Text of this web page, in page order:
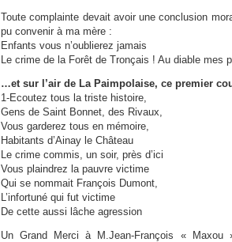
Toute complainte devait avoir une conclusion
pu convenir à ma mère :
Enfants vous n’oublierez jamais
Le crime de la Forêt de Tronçais ! Au diable mes
…et sur l’air de La Paimpolaise, ce premier
1-Ecoutez tous la triste histoire,
Gens de Saint Bonnet, des Rivaux,
Vous garderez tous en mémoire,
Habitants d’Ainay le Château
Le crime commis, un soir, près d’ici
Vous plaindrez la pauvre victime
Qui se nommait François Dumont,
L’infortuné qui fut victime
De cette aussi lâche agression
Un Grand Merci à M.Jean-François « Maxou